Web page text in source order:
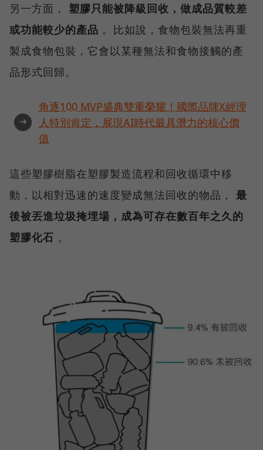
另一方面， 塑膠只能被降級回收，做成品質較差
或功能較少的產品 。比如說，食物包裝無法再重
製成食物包裝，它會以某種無法和食物接觸的產
品形式回歸。
➜
角逐100 MVP盛典雙重榮耀！國際品牌X經理
人特別肯定，展現AI時代最具潛力的核心價
值
這些塑膠樹脂在塑膠製造流程和回收循環中移
動，以相對迅速的速度變成無法回收的物品， 最
後被丟進垃圾掩埋場，成為可存在數百年之久的
塑膠化石 。